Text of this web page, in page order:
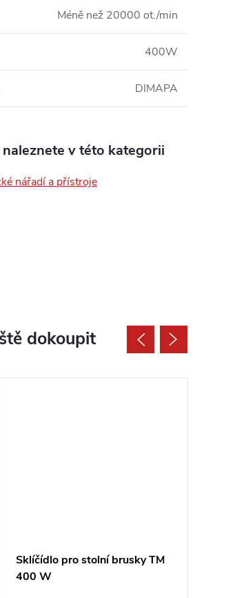
Méně než 20000 ot./min
400W
DIMAPA
v této kategorii
nářadí a přístroje
dokoupit
Sklíčídlo pro stolní brusky TM
400 W